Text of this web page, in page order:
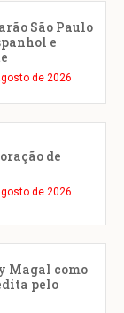
São Paulo
e
de 2026
de
de 2026
Magal como
pelo